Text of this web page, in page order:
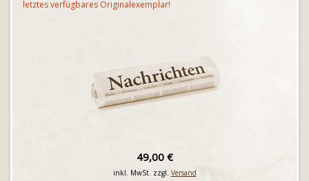
letztes verfügbares Originalexemplar!
49,00 €
inkl. MwSt. zzgl. Versand